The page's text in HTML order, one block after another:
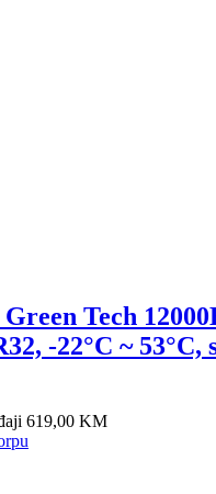
Tech
-22°C ~ 53°C,
619,00 KM